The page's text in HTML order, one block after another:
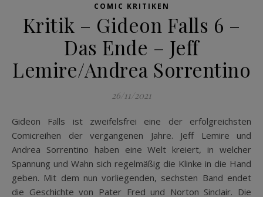
COMIC KRITIKEN
Kritik – Gideon Falls 6 –
Das Ende – Jeff
Lemire/Andrea Sorrentino
26/11/2021
Gideon Falls ist zweifelsfrei eine der erfolgreichsten
Comicreihen der vergangenen Jahre. Jeff Lemire und
Andrea Sorrentino haben eine Welt kreiert, in welcher
Spannung und Wahn sich regelmäßig die Klinke in die Hand
geben. Mit dem nun vorliegenden, sechsten Band endet
die Geschichte von Pater Fred und Norton Sinclair. Die